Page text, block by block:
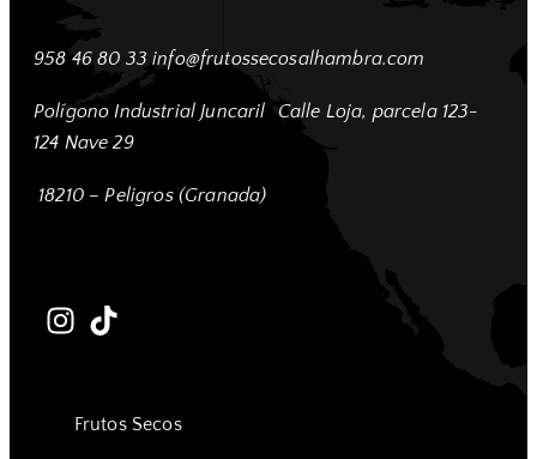
958 46 80 33info@frutossecosalhambra.com
Polígono Industrial Juncaril Calle Loja, parcela 123-
124 Nave 29
18210 – Peligros (Granada)
Frutos Secos